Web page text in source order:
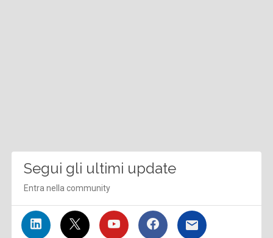
Segui gli ultimi update
Entra nella community